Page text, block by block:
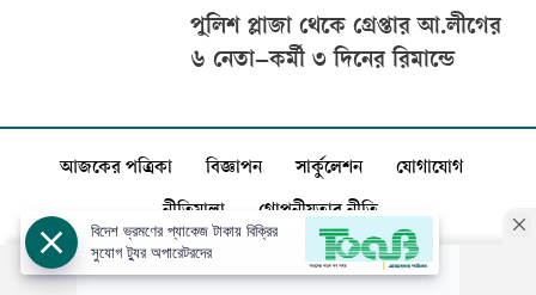
পুলিশ প্লাজা থেকে গ্রেপ্তার আ.লীগের
৬ নেতা–কর্মী ৩ দিনের রিমান্ডে
আজকের পত্রিকা বিজ্ঞাপন সার্কুলেশন যোগাযোগ
নীতিমালা গোপনীয়তার নীতি
বিদেশ ভ্রমণের প্যাকেজ টাকায় বিক্রির
সুযোগ ট্যুর অপারেটরদের